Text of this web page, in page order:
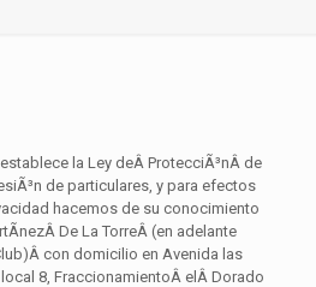
la Ley deÂ ProtecciÃ³nÂ de
de particulares, y para efectos
hacemos de su conocimiento
De La TorreÂ (en adelante
con domicilio en Avenida las
8, FraccionamientoÂ elÂ Dorado